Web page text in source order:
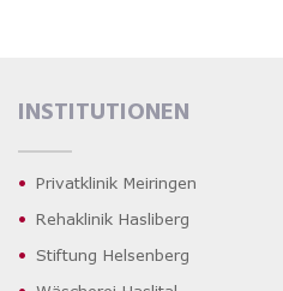
INSTITUTIONEN
Privatklinik Meiringen
Rehaklinik Hasliberg
Stiftung Helsenberg